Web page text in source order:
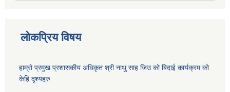
लोकप्रिय विषय
हाम्रो प्रमुख प्रशासकीय अधिकृत श्री नाथु साह जिउ को बिदाई कार्यक्रम को
केहि दृश्यहरु